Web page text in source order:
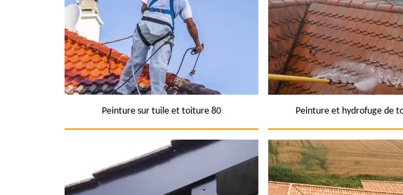
Peinture sur tuile et toiture 80 Peinture et hydrofuge de